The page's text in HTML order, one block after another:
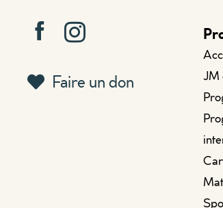
Faire un don
JM